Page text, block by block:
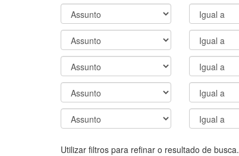
Utilizar filtros para refinar o resultado de busca.